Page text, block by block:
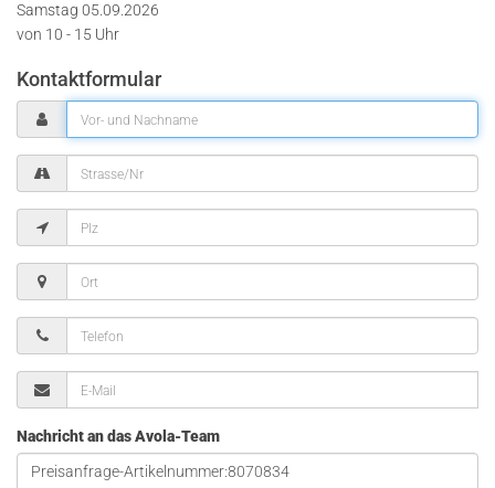
Samstag 05.09.2026
von 10 - 15 Uhr
Kontaktformular
Nachricht an das Avola-Team